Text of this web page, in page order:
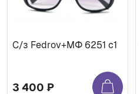
С/з Fedrov+МФ 6251 c1
3 400 ₽